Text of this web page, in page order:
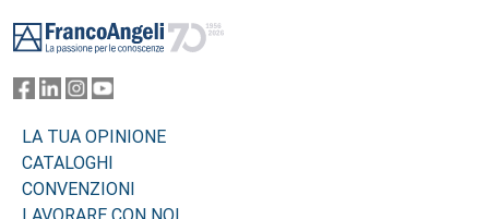
LA TUA OPINIONE
CATALOGHI
CONVENZIONI